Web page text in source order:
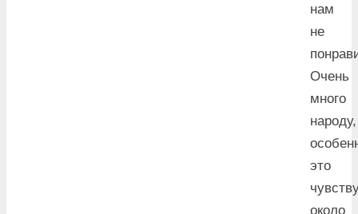
нам
не
Очень
много
народу,
это
около